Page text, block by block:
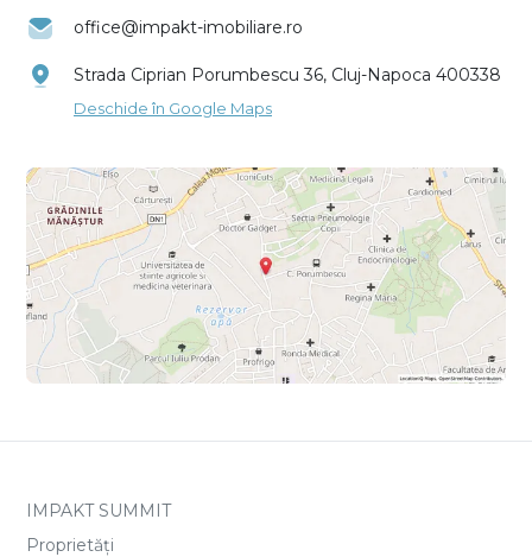
office@impakt-imobiliare.ro
Strada Ciprian Porumbescu 36, Cluj-Napoca 400338
Deschide în Google Maps
IMPAKT SUMMIT
Proprietăți